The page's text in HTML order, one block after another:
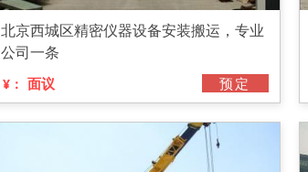
北京西城区精密仪器设备安装搬运，专业
公司一条
¥： 面议 预定